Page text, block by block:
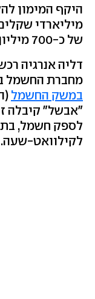
היקף המימון
מיליארדי
של כ-700 מיליון.
דליה אנרגיה
מחברת החשמל ב-2024,
במשק החשמל
לקילוואט-שעה.